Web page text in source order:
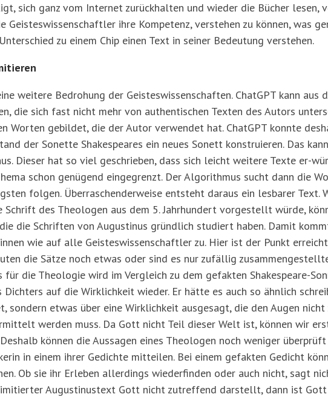
sich ganz vom Internet zurückhalten und wieder die Bücher lesen,
Geisteswissenschaftler ihre Kompetenz, verstehen zu können, was
zu einem Chip einen Text in seiner Bedeutung verstehen.
weitere Bedrohung der Geisteswissenschaften. ChatGPT kann
die sich fast nicht mehr von authentischen Texten des Autors
Worten gebildet, die der Autor verwendet hat. ChatGPT konnte
der Sonette Shakespeares ein neues Sonett konstruieren. Das
Dieser hat so viel geschrieben, dass sich leicht weitere Texte er-
schon genügend eingegrenzt. Der Algorithmus sucht dann die
folgen. Überraschenderweise entsteht daraus ein lesbarer Text.
Schrift des Theologen aus dem 5. Jahrhundert vorgestellt würde,
die Schriften von Augustinus gründlich studiert haben. Damit
wie auf alle Geisteswissenschaftler zu. Hier ist der Punkt
die Sätze noch etwas oder sind es nur zufällig
für die Theologie wird im Vergleich zu dem gefakten Shakespeare-
Dichters auf die Wirklichkeit wieder. Er hätte es auch so ähnlich
sondern etwas über eine Wirklichkeit ausgesagt, die den Augen
werden muss. Da Gott nicht Teil dieser Welt ist, können wir
können die Aussagen eines Theologen noch weniger
in einem ihrer Gedichte mitteilen. Bei einem gefakten Gedicht
Ob sie ihr Erleben allerdings wiederfinden oder auch nicht, sagt
Augustinustext Gott nicht zutreffend darstellt, dann ist